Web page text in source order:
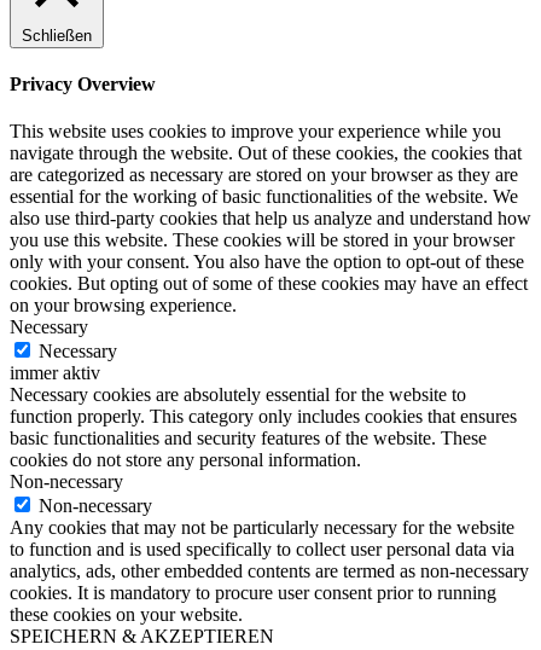
Schließen
Privacy Overview
This website uses cookies to improve your experience while you
navigate through the website. Out of these cookies, the cookies that
are categorized as necessary are stored on your browser as they are
essential for the working of basic functionalities of the website. We
also use third-party cookies that help us analyze and understand how
you use this website. These cookies will be stored in your browser
only with your consent. You also have the option to opt-out of these
cookies. But opting out of some of these cookies may have an effect
on your browsing experience.
Necessary
Necessary
immer aktiv
Necessary cookies are absolutely essential for the website to
function properly. This category only includes cookies that ensures
basic functionalities and security features of the website. These
cookies do not store any personal information.
Non-necessary
Non-necessary
Any cookies that may not be particularly necessary for the website
to function and is used specifically to collect user personal data via
analytics, ads, other embedded contents are termed as non-necessary
cookies. It is mandatory to procure user consent prior to running
these cookies on your website.
SPEICHERN & AKZEPTIEREN